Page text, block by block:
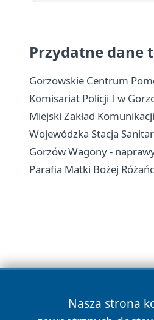
Przydatne dane
Gorzowskie Centrum
Komisariat Policji I w
Miejski Zakład
Wojewódzka Stacja
Gorzów Wagony -
Parafia Matki Bożej
Nasza strona